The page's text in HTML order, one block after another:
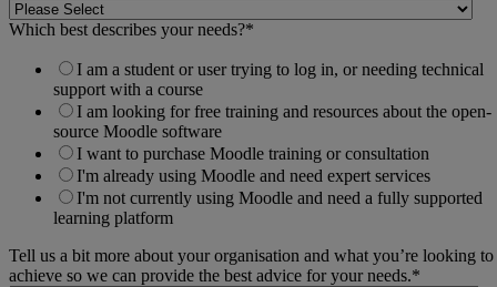
Which best describes your needs?*
I am a student or user trying to log in, or needing technical
support with a course
I am looking for free training and resources about the open-
source Moodle software
I want to purchase Moodle training or consultation
I'm already using Moodle and need expert services
I'm not currently using Moodle and need a fully supported
learning platform
Tell us a bit more about your organisation and what you’re looking to
achieve so we can provide the best advice for your needs.*